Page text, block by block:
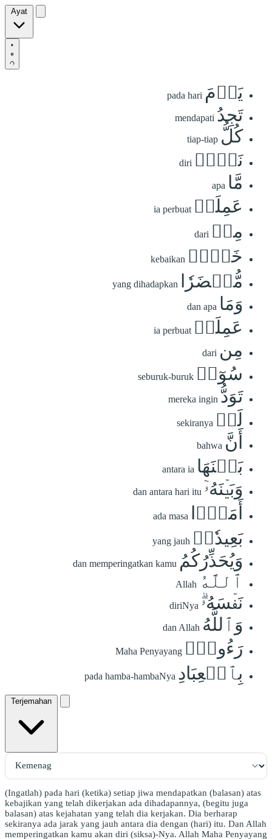
Ayat
يَوۡمَ pada hari
تَجِدُ mendapati
كُلُّ tiap-tiap
نَفۡسٖ diri
مَّا apa
عَمِلَتۡ ia perbuat
مِنۡ dari
خَيۡرٖ kebaikan
مُّحۡضَرٗا yang dihadapkan
وَمَا dan apa
عَمِلَتۡ ia perbuat
مِن dari
سُوٓءٖ seburuk-buruk
تَوَدُّ mereka ingin
لَوۡ sekiranya
أَنَّ bahwa
بَيۡنَهَا antara ia
وَبَيۡنَهُۥٓ dan antara hari itu
أَمَدَۢا ada masa
بَعِيدٗاۗ yang jauh
وَيُحَذِّرُكُمُ dan memperingatkan kamu
ٱللَّهُ Allah
نَفۡسَهُۥۗ diriNya
وَٱللَّهُ dan Allah
رَءُوفُۢ Maha Penyayang
بِٱلۡعِبَادِ pada hamba-hambaNya
Terjemahan
(Ingatlah) pada hari (ketika) setiap jiwa mendapatkan (balasan) atas
kebajikan yang telah dikerjakan ada dihadapannya, (begitu juga
balasan) atas kejahatan yang telah dia kerjakan. Dia berharap
sekiranya ada jarak yang jauh antara dia dengan (hari) itu. Dan Allah
memperingatkan kamu akan diri (siksa)-Nya. Allah Maha Penyayang